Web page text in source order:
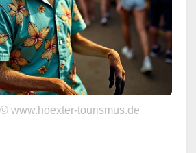
www.hoexter-tourismus.de